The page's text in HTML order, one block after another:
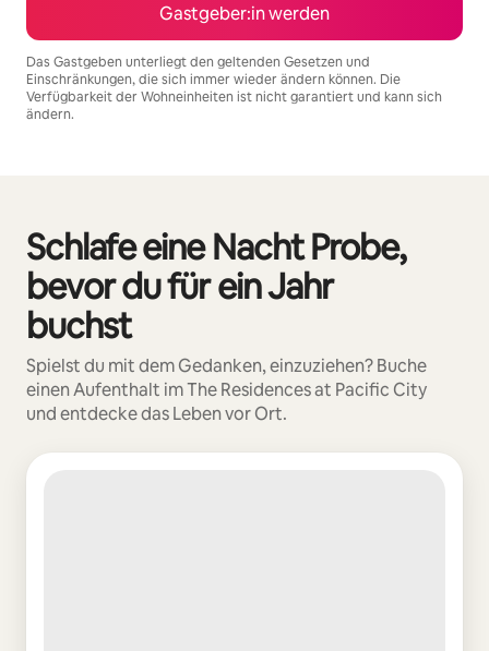
Gastgeber:in werden
Das Gastgeben unterliegt den geltenden Gesetzen und
Einschränkungen, die sich immer wieder ändern können. Die
Verfügbarkeit der Wohneinheiten ist nicht garantiert und kann sich
ändern.
Schlafe eine Nacht Probe,
bevor du für ein Jahr
buchst
Spielst du mit dem Gedanken, einzuziehen? Buche
einen Aufenthalt im The Residences at Pacific City
und entdecke das Leben vor Ort.
0 von 0 Artikeln